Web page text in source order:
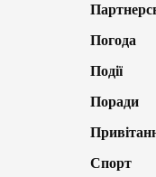
Погода
Події
Поради
Спорт